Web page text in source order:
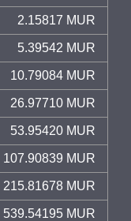
2.15817 MUR
5.39542 MUR
10.79084 MUR
26.97710 MUR
53.95420 MUR
107.90839 MUR
215.81678 MUR
539.54195 MUR